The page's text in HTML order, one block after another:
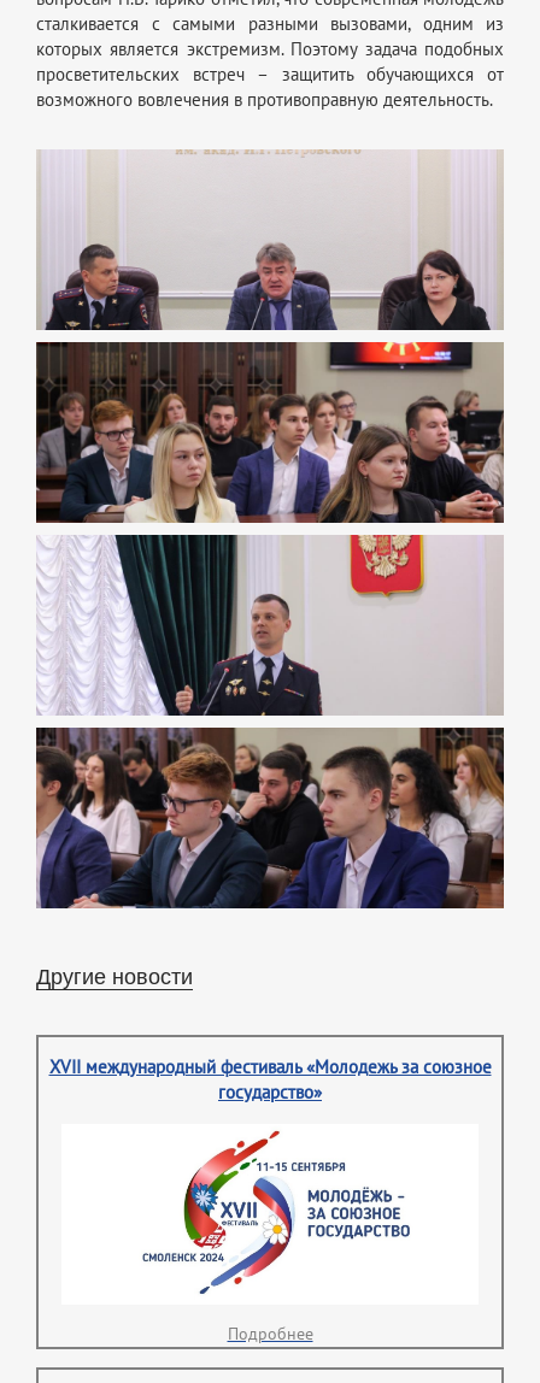
сталкивается с самыми разными вызовами, одним из
которых является экстремизм. Поэтому задача подобных
просветительских встреч – защитить обучающихся от
возможного вовлечения в противоправную деятельность.
Другие новости
XVII международный фестиваль «Молодежь за союзное
государство»
Подробнее